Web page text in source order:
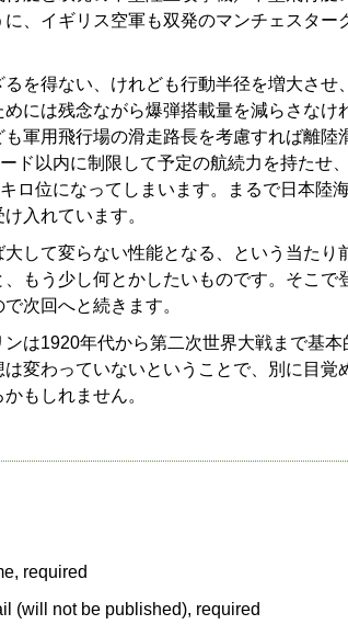
、イギリス空軍も双発のマンチェスター
を得ない、けれども行動半径を増大させ
には残念ながら爆弾搭載量を減らさなけ
軍用飛行場の滑走路長を考慮すれば離陸
ド以内に制限して予定の航続力を持たせ
ロ位になってしまいます。まるで日本陸
入れています。
して変らない性能となる、という当たり
もう少し何とかしたいものです。そこで
次回へと続きます。
は1920年代から第二次世界大戦まで基本
変わっていないということで、別に目覚
もしれません。
required
(will not be published), required